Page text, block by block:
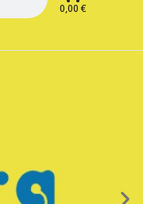
0,00€